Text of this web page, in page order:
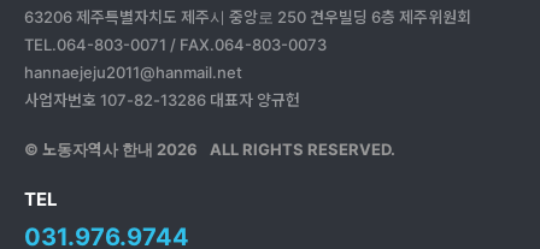
63206 제주특별자치도 제주시 중앙로 250 견우빌딩 6층 제주위원회
TEL.064-803-0071 / FAX.064-803-0073
hannaejeju2011@hanmail.net
사업자번호 107-82-13286 대표자 양규헌
© 노동자역사 한내 2026 ALL RIGHTS RESERVED.
TEL
031.976.9744